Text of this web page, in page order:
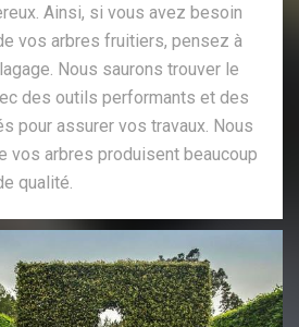
Ainsi, si vous avez besoin
vos arbres fruitiers, pensez à
Nous saurons trouver le
des outils performants et des
pour assurer vos travaux. Nous
vos arbres produisent beaucoup
qualité.